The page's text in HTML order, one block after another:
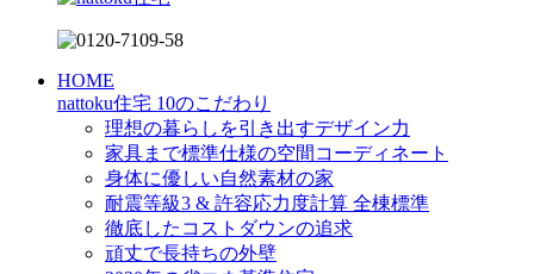
HOME
nattoku住宅 10のこだわり
理想の暮らしを引き出すデザイン力
家具まで標準仕様の空間コーディネート
身体に優しい自然素材の家
耐震等級3 & 許容応力度計算 全棟標準
徹底したコストダウンの追求
頑丈で長持ちの外壁